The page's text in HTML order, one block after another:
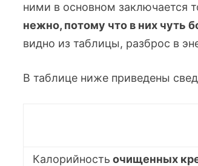
ними в основном заключается
нежно, потому что в них чуть
видно из таблицы, разброс в
В таблице ниже приведены
Калорийность очищенных